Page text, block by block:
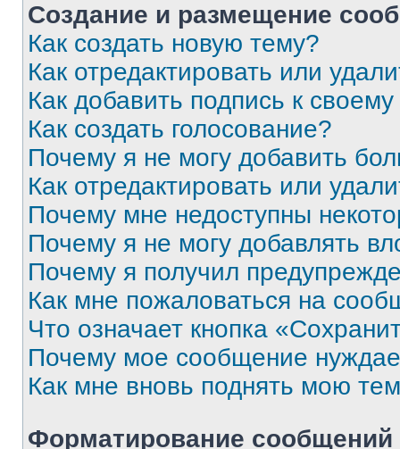
Создание и размещение
Как создать новую тему?
Как отредактировать или
Как добавить подпись к
Как создать голосование?
Почему я не могу добавить
Как отредактировать или
Почему мне недоступны
Почему я не могу добавлять
Почему я получил
Как мне пожаловаться на
Что означает кнопка
Почему мое сообщение
Как мне вновь поднять мою
Форматирование